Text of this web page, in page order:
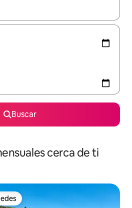
disponibles, navega con las
Buscar
cerca de ti
preferido